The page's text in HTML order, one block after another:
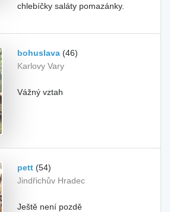
chlebíčky saláty pomazánky.
bohuslava (46)
Karlovy Vary
Vážný vztah
pett (54)
Jindřichův Hradec
Ještě není pozdě